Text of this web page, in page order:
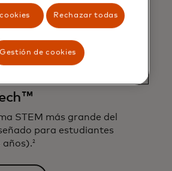
STEM más grande del
para estudiantes
años).2
Rechazar todas
Gestión de cookies